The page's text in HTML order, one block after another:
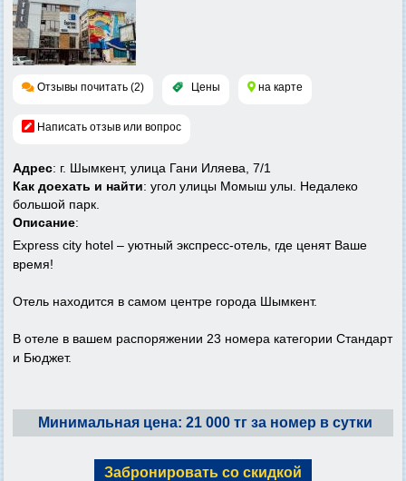
Отзывы почитать (2) Цены на карте
Написать отзыв или вопрос
Адрес: г. Шымкент, улица Гани Иляева, 7/1
Как доехать и найти: угол улицы Момыш улы. Недалеко
большой парк.
Описание:
Express city hotel – уютный экспресс-отель, где ценят Ваше
время!
Отель находится в самом центре города Шымкент.
В отеле в вашем распоряжении 23 номера категории Стандарт
и Бюджет.
Минимальная цена: 21 000 тг за номер в сутки
Забронировать со скидкой